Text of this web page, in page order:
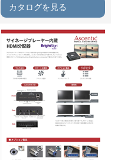
カタログを見る